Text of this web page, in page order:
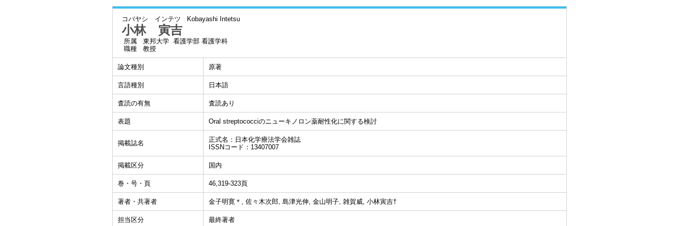
コバヤシ インテツ Kobayashi Intetsu
小林 寅吉
所属
東邦大学 看護学部 看護学科
職種
教授
論文種別 原著
言語種別 日本語
査読の有無 査読あり
表題 Oral streptococciのニューキノロン薬耐性化に関する検討
掲載誌名
正式名：日本化学療法学会雑誌
ISSNコード：13407007
掲載区分 国内
巻・号・頁 46,319-323頁
著者・共著者 金子明寛＊, 佐々木次郎, 島津光伸, 金山明子, 雑賀威, 小林寅吉†
担当区分 最終著者